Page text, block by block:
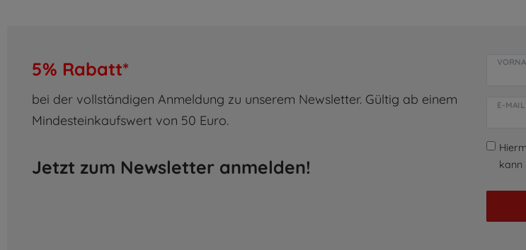
5% Rabatt*
bei der vollständigen Anmeldung zu unserem Newsletter. Gültig ab einem
Mindesteinkaufswert von 50 Euro.
Jetzt zum Newsletter anmelden!
E-MAIL
kann